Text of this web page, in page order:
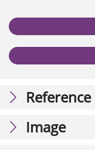
Reference
Image